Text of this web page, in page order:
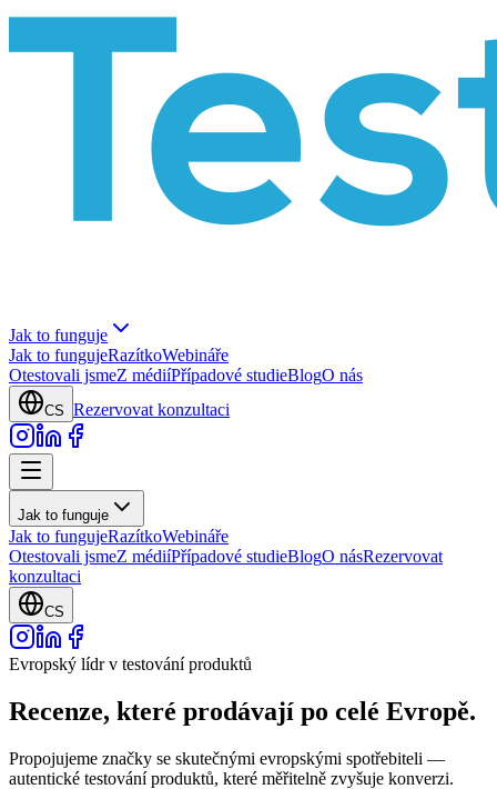
Jak to funguje
Jak to fungujeRazítkoWebináře
Otestovali jsmeZ médiíPřípadové studieBlogO nás
CS Rezervovat konzultaci
Jak to funguje
Jak to fungujeRazítkoWebináře
Otestovali jsmeZ médiíPřípadové studieBlogO násRezervovat
konzultaci
CS
Evropský lídr v testování produktů
Recenze, které prodávají po celé Evropě.
Propojujeme značky se skutečnými evropskými spotřebiteli —
autentické testování produktů, které měřitelně zvyšuje konverzi.